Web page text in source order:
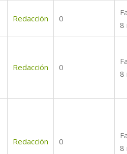
Redacción 0
8
Redacción 0
8
Redacción 0
8